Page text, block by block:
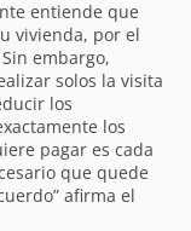
entiende que
vivienda, por el
embargo,
solos la visita
los
los
pagar es cada
que quede
afirma el